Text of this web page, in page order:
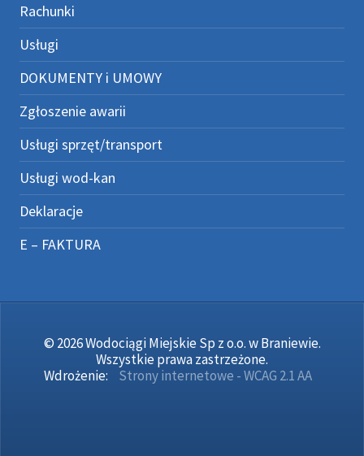
Rachunki
Usługi
DOKUMENTY i UMOWY
Zgłoszenie awarii
Usługi sprzęt/transport
Usługi wod-kan
Deklaracje
E – FAKTURA
© 2026 Wodociągi Miejskie Sp z o.o. w Braniewie.
Wszystkie prawa zastrzeżone.
Wdrożenie:
Strony internetowe - WCAG 2.1 AA